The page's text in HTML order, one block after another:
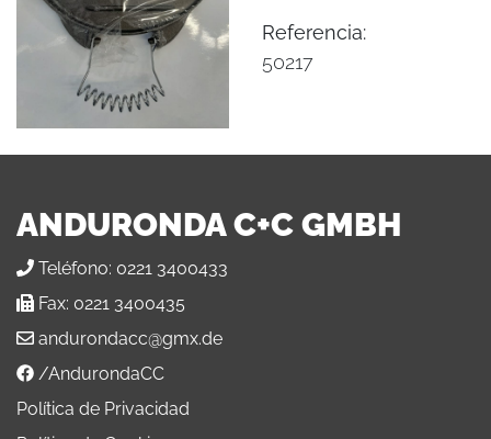
Referencia:
50217
ANDURONDA C+C GMBH
Teléfono: 0221 3400433
Fax: 0221 3400435
andurondacc@gmx.de
/AndurondaCC
Política de Privacidad